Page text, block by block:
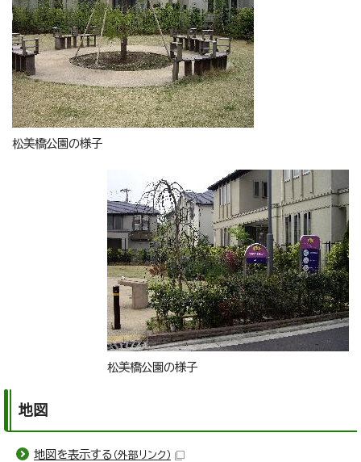
松美橋公園の様子
松美橋公園の様子
地図
地図を表示する （外部リンク）